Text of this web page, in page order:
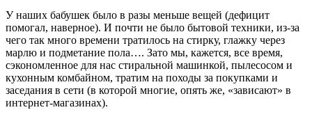
У наших бабушек было в разы меньше вещей (дефицит
помогал, наверное). И почти не было бытовой техники, из-за
чего так много времени тратилось на стирку, глажку через
марлю и подметание пола…. Зато мы, кажется, все время,
сэкономленное для нас стиральной машинкой, пылесосом и
кухонным комбайном, тратим на походы за покупками и
заседания в сети (в которой многие, опять же, «зависают» в
интернет-магазинах).